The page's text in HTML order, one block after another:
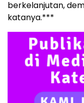
berkelanjutan,
katanya.***